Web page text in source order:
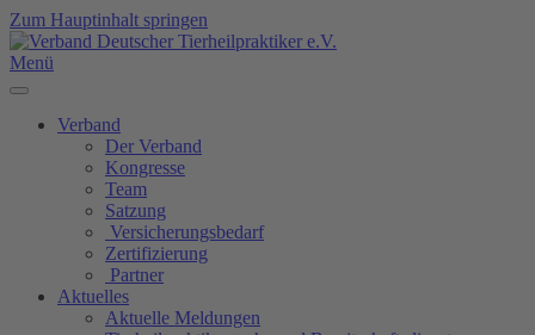
Zum Hauptinhalt springen
Menü
Verband
Der Verband
Kongresse
Team
Satzung
Versicherungsbedarf
Zertifizierung
Partner
Aktuelles
Aktuelle Meldungen